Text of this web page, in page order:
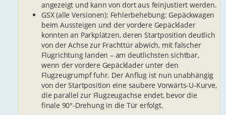
angezeigt und kann von dort aus feinjustiert werden.
GSX (alle Versionen): Fehlerbehebung: Gepäckwagen
beim Aussteigen und der vordere Gepäcklader
konnten an Parkplätzen, deren Startposition deutlich
von der Achse zur Frachttür abwich, mit falscher
Flugrichtung landen – am deutlichsten sichtbar,
wenn der vordere Gepäcklader unter den
Flugzeugrumpf fuhr. Der Anflug ist nun unabhängig
von der Startposition eine saubere Vorwärts-U-Kurve,
die parallel zur Flugzeugachse endet, bevor die
finale 90°-Drehung in die Tür erfolgt.